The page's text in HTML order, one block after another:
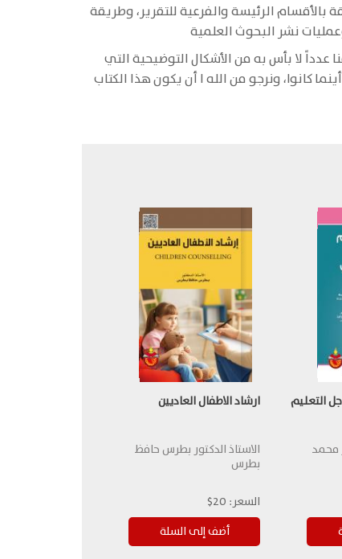
بالأقسام الرئيسة والفرعية للتقرير، وطريقة
نشر البحوث العلمية
عدداً لا بأس به من الأشكال التوضيحية التي
تيسر استيعاب المفاهيم والمهارات الأساسية، مدعمة بالأمثلة والمواقف البحثية التي نأمل أن يفيد منها الطلبة والباحثون أينما كانوا، ونرجو من الله I أن يكون هذا الكتاب
التعليم
محمد
ارشاد الاطفال العاديين
الاستاذ الدكتور بطرس حافظ
بطرس
السعر: 20$